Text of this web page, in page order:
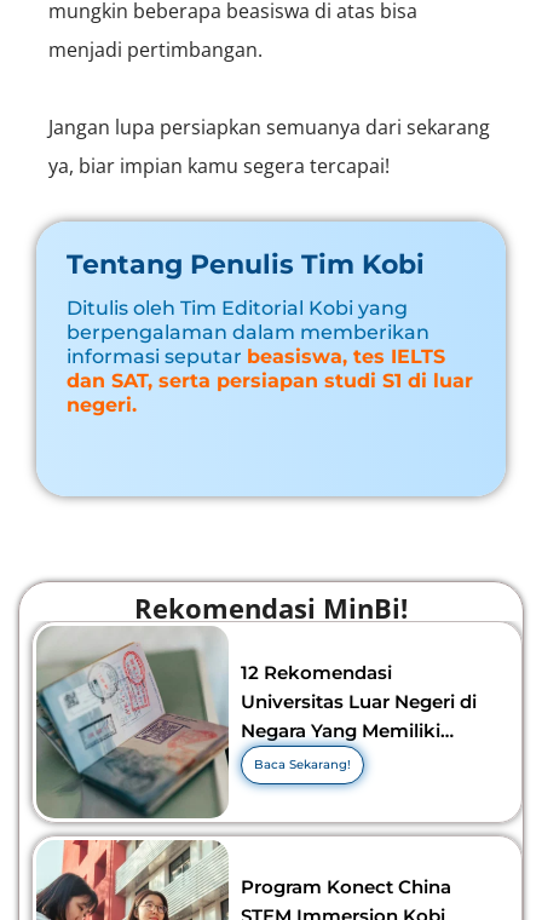
mungkin beberapa beasiswa di atas bisa
menjadi pertimbangan.
Jangan lupa persiapkan semuanya dari sekarang
ya, biar impian kamu segera tercapai!
Tentang Penulis Tim Kobi
Ditulis oleh Tim Editorial Kobi yang
berpengalaman dalam memberikan
informasi seputar beasiswa, tes IELTS
dan SAT, serta persiapan studi S1 di luar
negeri.
Rekomendasi MinBi!
12 Rekomendasi
Universitas Luar Negeri di
Negara Yang Memiliki
Visa Murah di 2026-2027!
Baca Sekarang!
Program Konect China